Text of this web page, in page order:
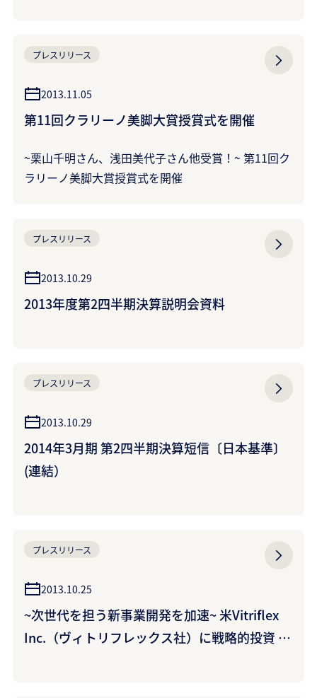
プレスリリース
2013.11.05
第11回クラリーノ美脚大賞授賞式を開催
~栗山千明さん、浅田美代子さん他受賞！~ 第11回ク
ラリーノ美脚大賞授賞式を開催
プレスリリース
2013.10.29
2013年度第2四半期決算説明会資料
プレスリリース
2013.10.29
2014年3月期 第2四半期決算短信〔日本基準〕
(連結）
プレスリリース
2013.10.25
~次世代を担う新事業開発を加速~ 米Vitriflex
Inc.（ヴィトリフレックス社）に戦略的投資 ~